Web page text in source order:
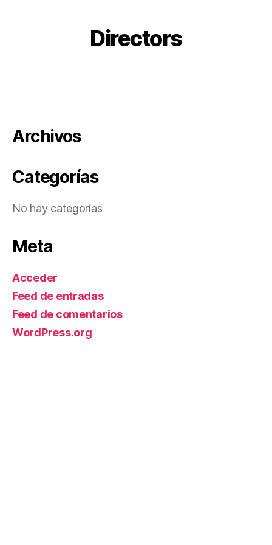
Directors
Archivos
Categorías
No hay categorías
Meta
Acceder
Feed de entradas
Feed de comentarios
WordPress.org